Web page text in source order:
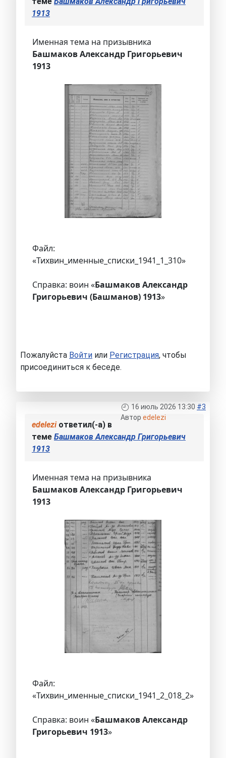
1913
Именная тема на призывника
Башмаков Александр Григорьевич
1913
Файл:
«Тихвин_именные_списки_1941_1_310»
Справка: воин «Башмаков Александр
Григорьевич (Башманов) 1913»
Пожалуйста Войти или Регистрация, чтобы
присоединиться к беседе.
16 июль 2026 13:30 #3
Автор edelezi
edeleziответил(-а) в
теме Башмаков Александр Григорьевич
1913
Именная тема на призывника
Башмаков Александр Григорьевич
1913
Файл:
«Тихвин_именные_списки_1941_2_018_2»
Справка: воин «Башмаков Александр
Григорьевич 1913»